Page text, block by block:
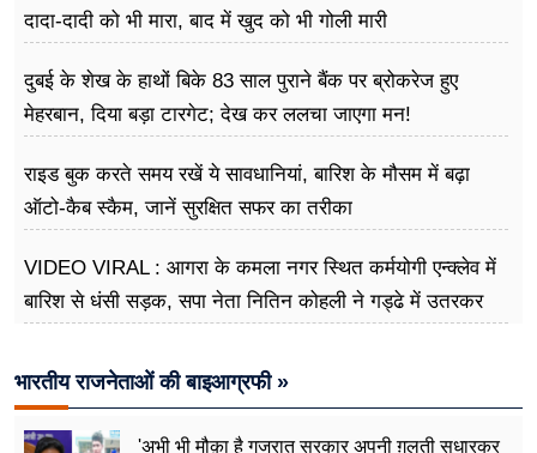
दादा-दादी को भी मारा, बाद में खुद को भी गोली मारी
दुबई के शेख के हाथों बिके 83 साल पुराने बैंक पर ब्रोकरेज हुए
मेहरबान, दिया बड़ा टारगेट; देख कर ललचा जाएगा मन!
राइड बुक करते समय रखें ये सावधानियां, बारिश के मौसम में बढ़ा
ऑटो-कैब स्कैम, जानें सुरक्षित सफर का तरीका
VIDEO VIRAL : आगरा के कमला नगर स्थित कर्मयोगी एन्क्लेव में
बारिश से धंसी सड़क, सपा नेता नितिन कोहली ने गड्ढे में उतरकर
भारतीय राजनेताओं की बाइआग्रफी »
'अभी भी मौक़ा है गुजरात सरकार अपनी ग़लती सुधारकर